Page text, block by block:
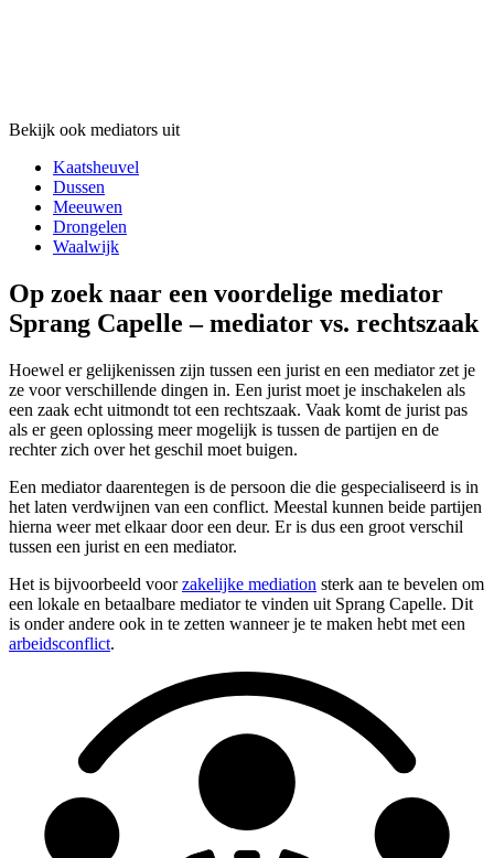
Bekijk ook mediators uit
Kaatsheuvel
Dussen
Meeuwen
Drongelen
Waalwijk
Op zoek naar een voordelige mediator
Sprang Capelle – mediator vs. rechtszaak
Hoewel er gelijkenissen zijn tussen een jurist en een mediator zet je
ze voor verschillende dingen in. Een jurist moet je inschakelen als
een zaak echt uitmondt tot een rechtszaak. Vaak komt de jurist pas
als er geen oplossing meer mogelijk is tussen de partijen en de
rechter zich over het geschil moet buigen.
Een mediator daarentegen is de persoon die die gespecialiseerd is in
het laten verdwijnen van een conflict. Meestal kunnen beide partijen
hierna weer met elkaar door een deur. Er is dus een groot verschil
tussen een jurist en een mediator.
Het is bijvoorbeeld voorzakelijke mediation sterk aan te bevelen om
een lokale en betaalbare mediator te vinden uit Sprang Capelle. Dit
is onder andere ook in te zetten wanneer je te maken hebt met een
arbeidsconflict.